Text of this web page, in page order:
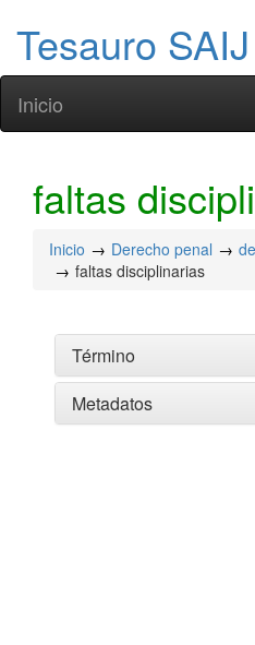
Tesauro SAIJ
Inicio
faltas
Inicio Derecho penal
faltas disciplinarias
Término
Metadatos